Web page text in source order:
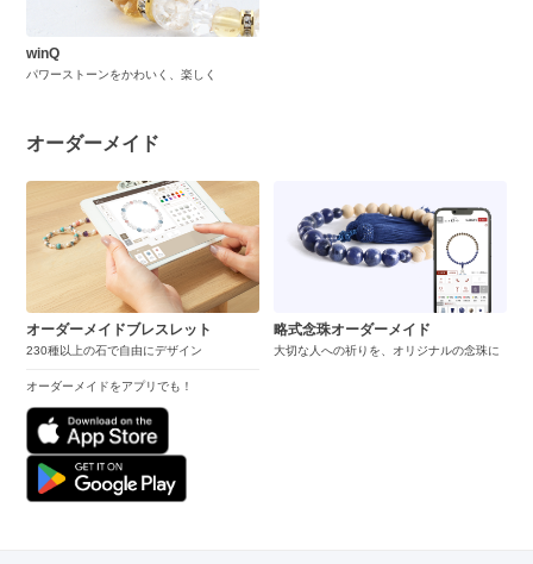
winQ
パワーストーンをかわいく、楽しく
オーダーメイド
オーダーメイドブレスレット
230種以上の石で自由にデザイン
オーダーメイドをアプリでも！
略式念珠オーダーメイド
大切な人への祈りを、オリジナルの念珠に